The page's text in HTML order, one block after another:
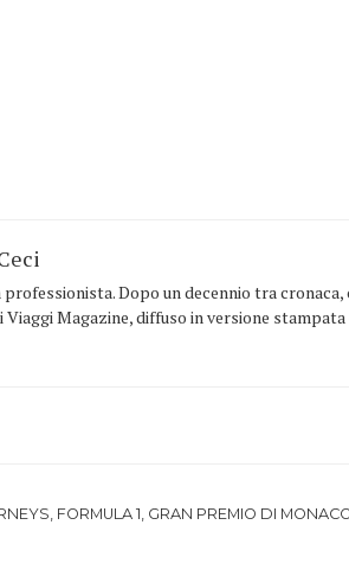
Dopo un decennio tra
Viaggi Magazine, diffuso in versione
, FORMULA 1, GRAN PREMIO DI